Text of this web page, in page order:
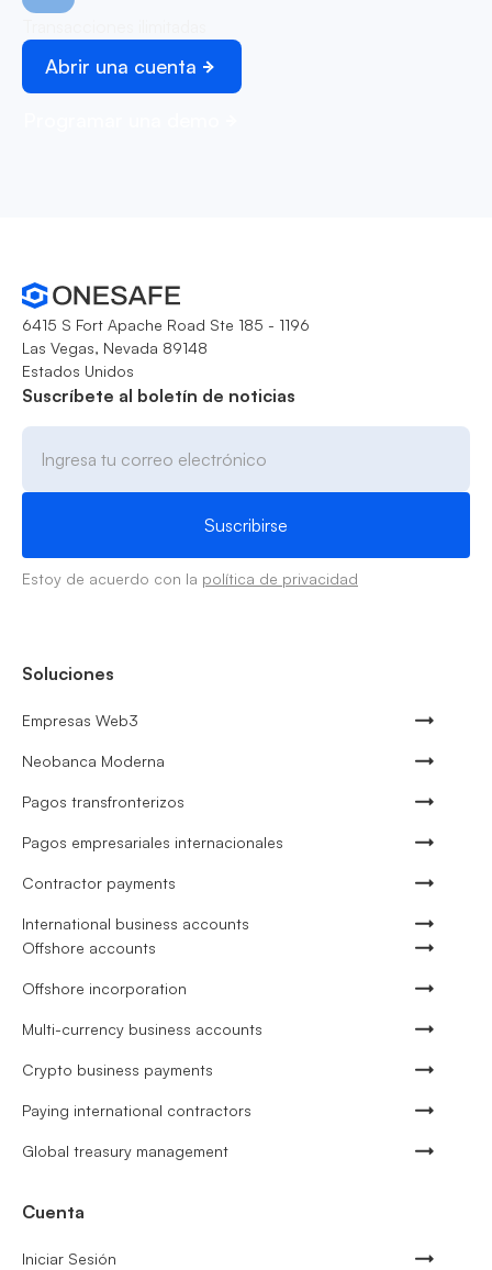
Abrir una cuenta
6415 S Fort Apache Road Ste 185 - 1196
Las Vegas, Nevada 89148
Estados Unidos
Suscríbete al boletín de noticias
Estoy de acuerdo con la política de privacidad
Soluciones
Empresas Web3
Neobanca Moderna
Pagos transfronterizos
Pagos empresariales internacionales
Contractor payments
International business accounts
Offshore accounts
Offshore incorporation
Multi-currency business accounts
Crypto business payments
Paying international contractors
Global treasury management
Cuenta
Iniciar Sesión